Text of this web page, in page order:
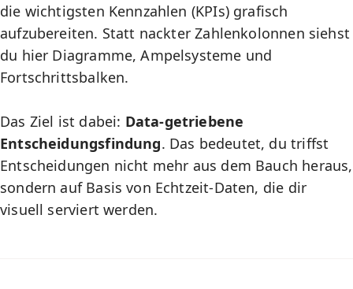
die wichtigsten Kennzahlen (KPIs) grafisch
aufzubereiten. Statt nackter Zahlenkolonnen siehst
du hier Diagramme, Ampelsysteme und
Fortschrittsbalken.
Das Ziel ist dabei: Data-getriebene
Entscheidungsfindung. Das bedeutet, du triffst
Entscheidungen nicht mehr aus dem Bauch heraus,
sondern auf Basis von Echtzeit-Daten, die dir
visuell serviert werden.